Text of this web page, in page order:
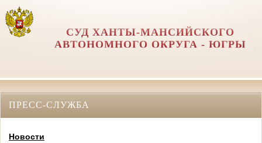
СУД ХАНТЫ-МАНСИЙСКОГО
АВТОНОМНОГО ОКРУГА - ЮГРЫ
ПРЕСС-СЛУЖБА
Новости